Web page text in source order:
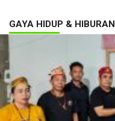
GAYA HIDUP & HIBURAN